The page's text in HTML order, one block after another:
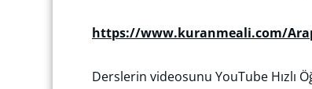
https://www.kuranmeali.com/
Derslerin videosunu YouTube Hızlı